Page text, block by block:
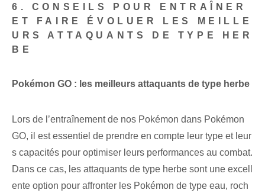
6. CONSEILS POUR ENTRAÎNER
ET FAIRE ÉVOLUER LES MEILLE
URS ATTAQUANTS DE TYPE HER
BE
Pokémon GO : les meilleurs attaquants de type herbe
Lors de l’entraînement de nos Pokémon dans Pokémon
GO, il est essentiel de prendre en compte leur type⁤ et leur
s capacités pour optimiser leurs performances au combat.
Dans ce cas, les attaquants de type herbe sont une excell
ente option pour affronter les Pokémon de type eau, roch